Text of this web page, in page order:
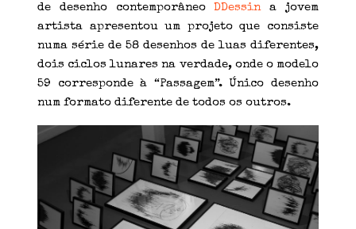
de desenho contemporâneoDDessina jovem
artista apresentou um projeto que consiste
numa série de 58 desenhos de luas diferentes,
dois ciclos lunares na verdade, onde o modelo
59 corresponde à “Passagem”. Único desenho
num formato diferente de todos os outros.